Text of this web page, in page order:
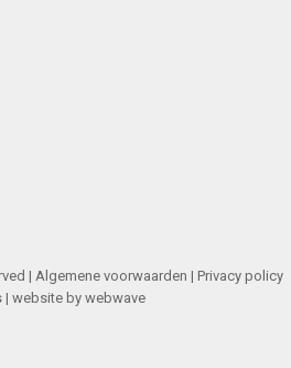
| Algemene voorwaarden | Privacy policy
| website by webwave